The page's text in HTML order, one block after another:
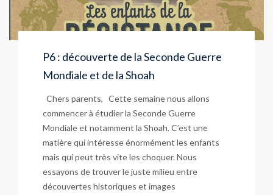
P6 : découverte de la Seconde Guerre
Mondiale et de la Shoah
Chers parents, Cette semaine nous allons
commencer à étudier la Seconde Guerre
Mondiale et notamment la Shoah. C’est une
matière qui intéresse énormément les enfants
mais qui peut très vite les choquer. Nous
essayons de trouver le juste milieu entre
découvertes historiques et images